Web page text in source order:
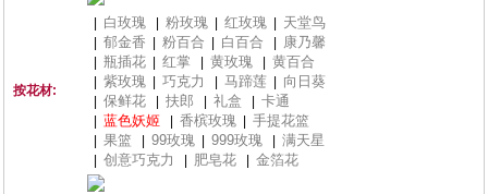
按花材:
白玫瑰 粉玫瑰 红玫瑰 天堂鸟
郁金香 粉百合 白百合 康乃馨
瓶插花 红掌 黄玫瑰 黄百合
紫玫瑰 巧克力 马蹄莲 向日葵
保鲜花 扶郎 礼盒 卡通
蓝色妖姬 香槟玫瑰 手提花篮
果篮 99玫瑰 999玫瑰 满天星
创意巧克力 肥皂花 金箔花